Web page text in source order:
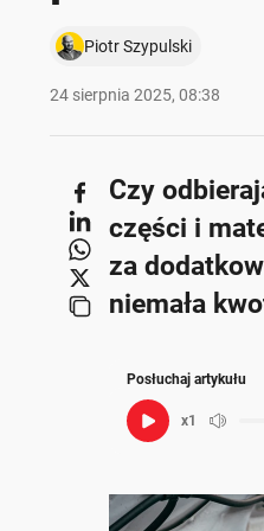
Piotr Szypulski
24 sierpnia 2025, 08:38
Skrót przygotowany przez Onet Czat
W warsztatach
Ceny usług,
do
Pompowanie
taniego adaptera.
Aby uniknąć
fakturę.
Czy
części i
za
niemała
Posłuchaj artykułu
x1